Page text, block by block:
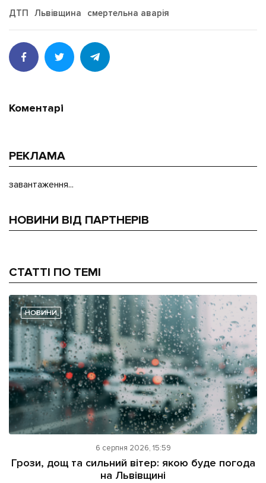
ДТП Львівщина смертельна аварія
Коментарі
РЕКЛАМА
завантаження...
НОВИНИ ВІД ПАРТНЕРІВ
СТАТТІ ПО ТЕМІ
НОВИНИ
6 серпня 2026, 15:59
Грози, дощ та сильний вітер: якою буде погода
на Львівщині